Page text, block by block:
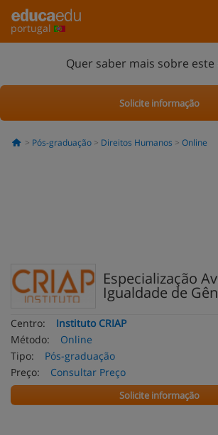
portugal
Quer saber mais sobre este
Solicite informação
Pós-graduação Direitos Humanos Online
Especialização
Igualdade de
Centro:
Instituto CRIAP
Método:
Online
Tipo:
Pós-graduação
Preço:
Consultar Preço
Solicite informação